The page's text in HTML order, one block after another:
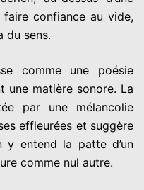
confiance au vide,
du sens.
comme une poésie
une matière sonore. La
par une mélancolie
effleurées et suggère
y entend la patte d’un
comme nul autre.